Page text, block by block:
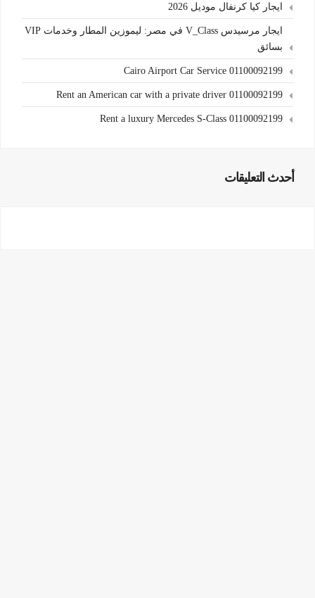
ايجار كيا كرنفال موديل 2026
ايجار مرسيدس V_Class في مصر: ليموزين المطار وخدمات VIP
بسائق
Cairo Airport Car Service 01100092199
Rent an American car with a private driver 01100092199
Rent a luxury Mercedes S-Class 01100092199
أحدث التعليقات